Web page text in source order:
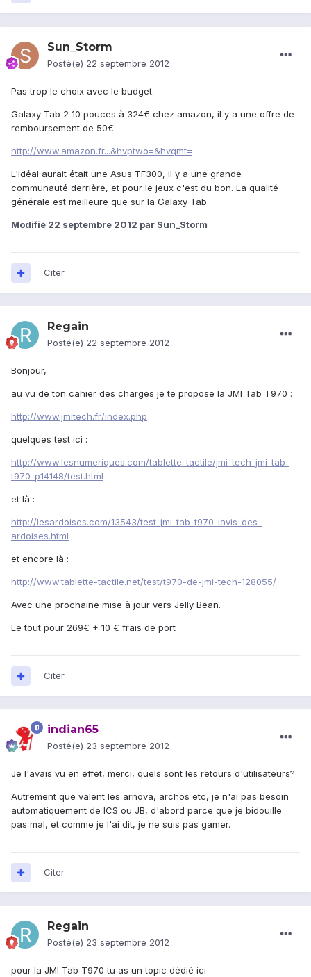
Sun_Storm
Posté(e) 22 septembre 2012
Pas trop le choix avec le budget.
Galaxy Tab 2 10 pouces à 324€ chez amazon, il y a une offre de
remboursement de 50€
http://www.amazon.fr...&hvptwo=&hvqmt=
L'idéal aurait était une Asus TF300, il y a une grande
communauté derrière, et pour le jeux c'est du bon. La qualité
générale est meilleure que sur la Galaxy Tab
Modifié 22 septembre 2012 par Sun_Storm
Citer
Regain
Posté(e) 22 septembre 2012
Bonjour,
au vu de ton cahier des charges je te propose la JMI Tab T970 :
http://www.jmitech.fr/index.php
quelques test ici :
http://www.lesnumeriques.com/tablette-tactile/jmi-tech-jmi-tab-
t970-p14148/test.html
et là :
http://lesardoises.com/13543/test-jmi-tab-t970-lavis-des-
ardoises.html
et encore là :
http://www.tablette-tactile.net/test/t970-de-jmi-tech-128055/
Avec une prochaine mise à jour vers Jelly Bean.
Le tout pour 269€ + 10 € frais de port
Citer
indian65
Posté(e) 23 septembre 2012
Je l'avais vu en effet, merci, quels sont les retours d'utilisateurs?
Autrement que valent les arnova, archos etc, je n'ai pas besoin
automatiquement de ICS ou JB, d'abord parce que je bidouille
pas mal, et comme je l'ai dit, je ne suis pas gamer.
Citer
Regain
Posté(e) 23 septembre 2012
pour la JMI Tab T970 tu as un topic dédié ici